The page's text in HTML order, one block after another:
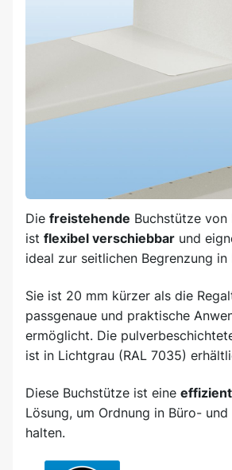
Die freistehende Buchstütze von
ist flexibel verschiebbar und
ideal zur seitlichen Begrenzung in
Sie ist 20 mm kürzer als die
passgenaue und praktische
ermöglicht. Die
ist in Lichtgrau (RAL 7035)
Diese Buchstütze ist eine
Lösung, um Ordnung in Büro-
halten.